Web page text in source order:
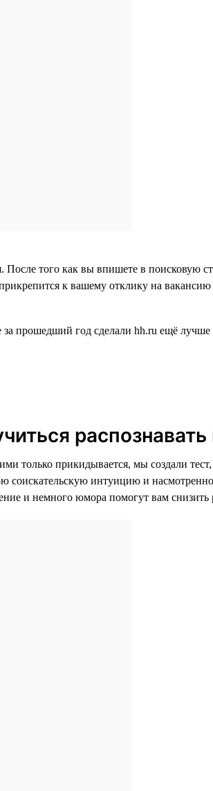
того как вы впишете в поисковую
к вашему отклику на
только прикидывается, мы создали
интуицию и
и немного юмора помогут вам снизить